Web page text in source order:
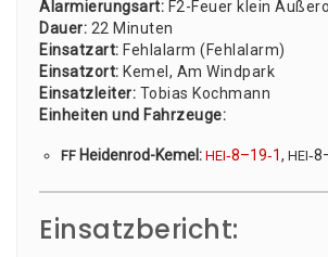
Alar­mie­rungs­art: F2-Feu­er klein
Dau­er: 22 Minu­ten
Ein­satz­art: Fehl­alarm (Fehl­alarm)
Ein­satz­ort: Kemel, Am Wind­park
Ein­satz­lei­ter: Tobi­as Koch­mann
Ein­hei­ten und Fahr­zeu­ge:
FF Hei­den­rod-Kemel: HEI‑8–19‑1, HEI
Einsatzbericht: